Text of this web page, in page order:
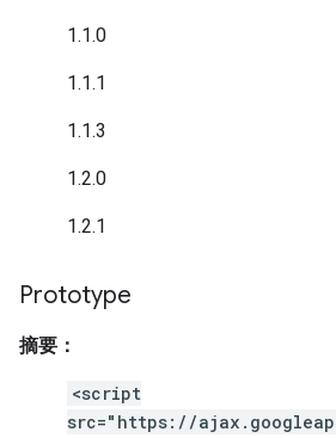
1.1.0
1.1.1
1.1.3
1.2.0
1.2.1
Prototype
摘要：
<script
src="https://